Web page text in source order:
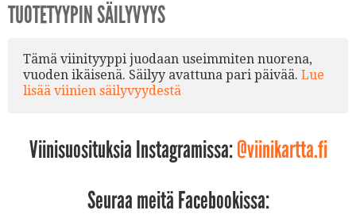
TUOTETYYPIN SÄILYVYYS
Tämä viinityyppi juodaan useimmiten nuorena,
vuoden ikäisenä. Säilyy avattuna pari päivää. Lue
lisää viinien säilyvyydestä
Viinisuosituksia Instagramissa:@viinikartta.fi
Seuraa meitä Facebookissa: